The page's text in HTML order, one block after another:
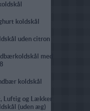
koldskål
uden citron
med
koldskål
Luftig og Lækker
(uden æg)